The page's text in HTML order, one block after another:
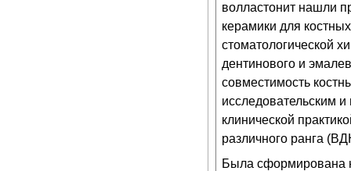
волластонит нашли
керамики для
стоматологической
дентинового и
совместимость
исследовательским
клинической
различного ранга
Была сформирована